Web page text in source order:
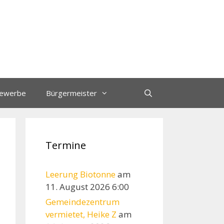
Bürgermeister
Termine
Leerung Biotonneam
11. August 2026 6:00
Gemeindezentrum
vermietet, Heike Z am